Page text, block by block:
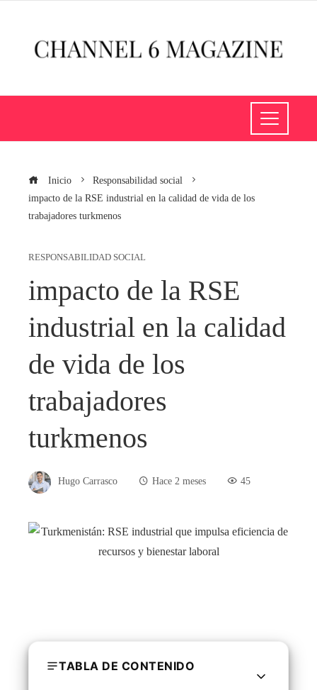
Inicio
Responsabilidad social
impacto de la RSE industrial en la calidad de vida de los
trabajadores turkmenos
RESPONSABILIDAD SOCIAL
impacto de la RSE
industrial en la calidad
de vida de los
trabajadores
turkmenos
Hugo Carrasco Hace 2 meses 45
TABLA DE CONTENIDO